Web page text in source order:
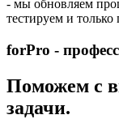
- мы обновляем
тестируем и
forPro -
Поможем с
задачи.